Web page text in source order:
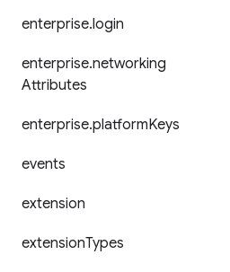
enterprise.login
enterprise.networking
Attributes
enterprise.platformKeys
events
extension
extensionTypes